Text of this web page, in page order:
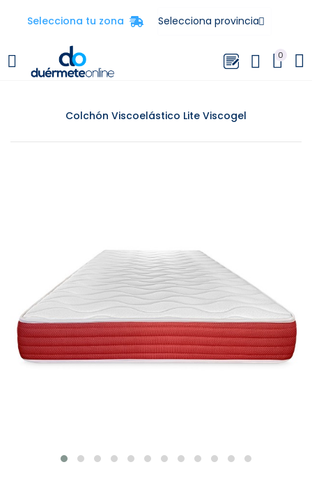
Selecciona tu zona
0
Colchón Viscoelástico Lite Viscogel